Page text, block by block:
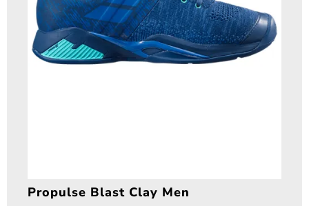
Propulse Blast Clay Men